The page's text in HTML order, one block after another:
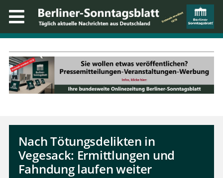
Nach Tötungsdelikten in
Vegesack: Ermittlungen und
Fahndung laufen weiter